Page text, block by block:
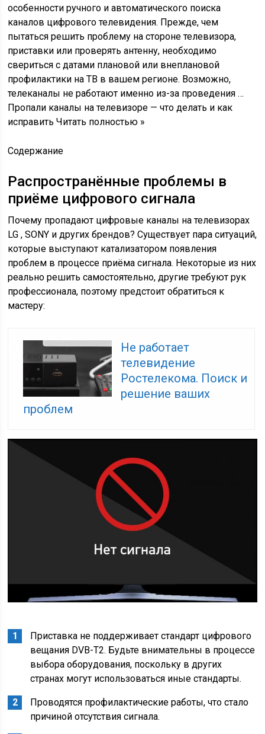
особенности ручного и автоматического поиска
каналов цифрового телевидения. Прежде, чем
пытаться решить проблему на стороне телевизора,
приставки или проверять антенну, необходимо
свериться с датами плановой или внеплановой
профилактики на ТВ в вашем регионе. Возможно,
телеканалы не работают именно из-за проведения …
Пропали каналы на телевизоре — что делать и как
исправить Читать полностью »
Содержание
Распространённые проблемы в
приёме цифрового сигнала
Почему пропадают цифровые каналы на телевизорах
LG , SONY и других брендов? Существует пара ситуаций,
которые выступают катализатором появления
проблем в процессе приёма сигнала. Некоторые из них
реально решить самостоятельно, другие требуют рук
профессионала, поэтому предстоит обратиться к
мастеру:
Не работает
телевидение
Ростелекома. Поиск и
решение ваших
проблем
Приставка не поддерживает стандарт цифрового
вещания DVB-T2. Будьте внимательны в процессе
выбора оборудования, поскольку в других
странах могут использоваться иные стандарты.
Проводятся профилактические работы, что стало
причиной отсутствия сигнала.